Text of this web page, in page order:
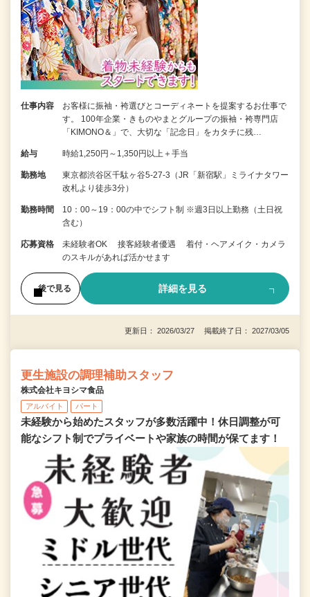
仕事内容
お客様に振袖・袴選びとコーディネートを提案するお仕事で
す。 100年企業・きものやまとグループの振袖・袴専門店
「KIMONO＆」で、大切な「記念日」をカタチに残…
給与 時給1,250円～1,350円以上＋手当
勤務地
東京都渋谷区千駄ヶ谷5-27-3（JR「新宿駅」ミライナタワー
改札より徒歩3分）
勤務時間
10：00～19：00の中でシフト制 ※週3日以上勤務（土日祝
含む）
応募資格
未経験者OK 接客経験者優遇 着付・ヘアメイク・カメラ
のスキルがあれば活かせます
後で見る 詳細を見る
更新日： 2026/03/27 掲載終了日： 2027/03/05
更生施設の調理補助スタッフ
株式会社キヨシマ食品
アルバイト パート
未経験から始めたスタッフが多数活躍中！休日調整が可
能なシフト制でプライベートや家族の時間が保てます！